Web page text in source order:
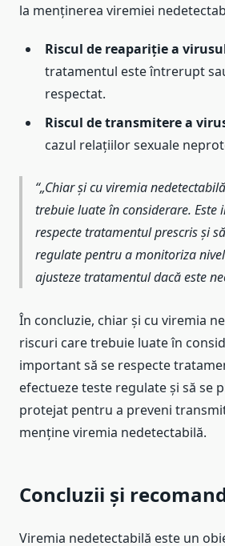
la menținerea viremiei
Riscul de reapariție a
tratamentul este întrerupt
respectat.
Riscul de transmitere a
cazul relațiilor sexuale
„Chiar și cu viremia
trebuie luate în considerare. Este
respecte tratamentul prescris și
regulate pentru a monitoriza
ajusteze tratamentul dacă este
În concluzie, chiar și cu viremia
riscuri care trebuie luate în
important să se respecte
efectueze teste regulate și să se
protejat pentru a preveni
menține viremia nedetectabilă.
Concluzii și
Viremia nedetectabilă este un